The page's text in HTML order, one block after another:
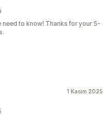
need to know! Thanks for your 5-
1 Kasım 2025